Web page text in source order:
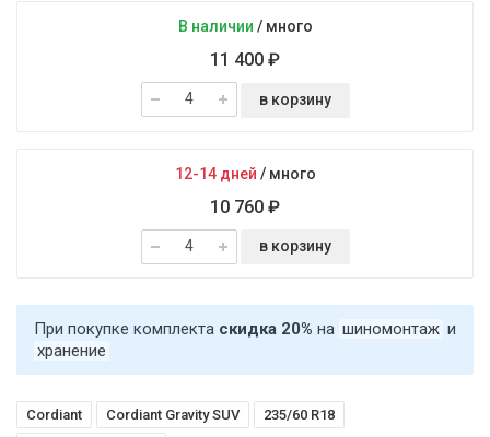
В наличии / много
11 400 ₽
в корзину
12-14 дней / много
10 760 ₽
в корзину
При покупке комплекта скидка 20% на шиномонтаж и
хранение
Cordiant Cordiant Gravity SUV
235/60 R18